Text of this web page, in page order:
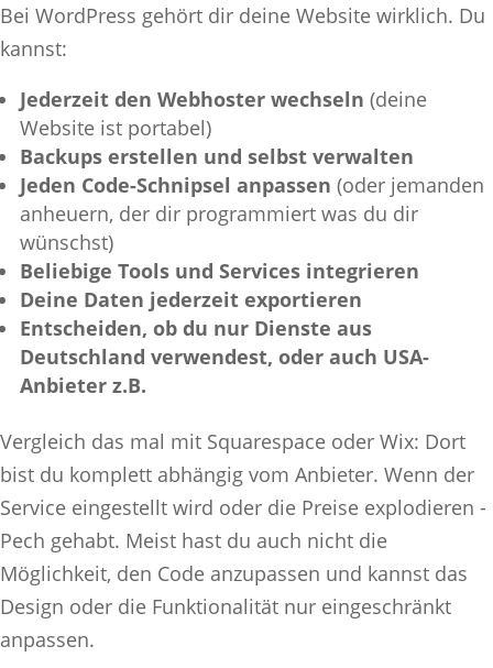
Bei WordPress gehört dir deine Website wirklich. Du
kannst:
Jederzeit den Webhoster wechseln (deine
Website ist portabel)
Backups erstellen und selbst verwalten
Jeden Code-Schnipsel anpassen (oder jemanden
anheuern, der dir programmiert was du dir
wünschst)
Beliebige Tools und Services integrieren
Deine Daten jederzeit exportieren
Entscheiden, ob du nur Dienste aus
Deutschland verwendest, oder auch USA-
Anbieter z.B.
Vergleich das mal mit Squarespace oder Wix: Dort
bist du komplett abhängig vom Anbieter. Wenn der
Service eingestellt wird oder die Preise explodieren -
Pech gehabt. Meist hast du auch nicht die
Möglichkeit, den Code anzupassen und kannst das
Design oder die Funktionalität nur eingeschränkt
anpassen.